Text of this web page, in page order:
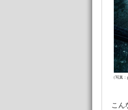
（写真：
こん